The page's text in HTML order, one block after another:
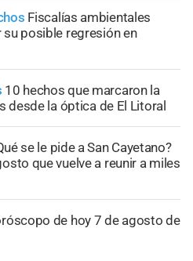
Fiscalías ambientales
posible regresión en
10 hechos que marcaron la
desde la óptica de El Litoral
se le pide a San Cayetano?
que vuelve a reunir a miles
de hoy 7 de agosto de